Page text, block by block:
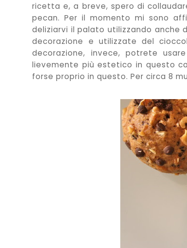
ricetta e, a breve, spero di
pecan. Per il momento mi sono
deliziarvi il palato utilizzando anche
decorazione e utilizzate del
decorazione, invece, potrete
lievemente più estetico in questo
forse proprio in questo. Per circa 8